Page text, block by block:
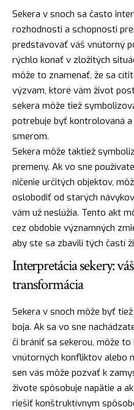
Sekera v snoch sa často
rozhodnosti a schopnosti
predstavovať váš vnútorný
rýchlo konať v zložitých
môže to znamenať, že sa
výzvam, ktoré vám život
sekera môže tiež
potrebuje byť kontrolovaná
smerom.
Sekera môže taktiež
premeny. Ak vo sne
ničenie určitých objektov,
oslobodiť od starých
vám už neslúžia. Tento akt
cez obdobie významných
aby ste sa zbavili tých častí
Interpretácia sekery:
transformácia
Sekera v snoch môže byť
boja. Ak sa vo sne
či brániť sa sekerou, môže
vnútorných konfliktov alebo
sen vás môže pozvať k
živote spôsobuje napätie a
riešiť konštruktívnym